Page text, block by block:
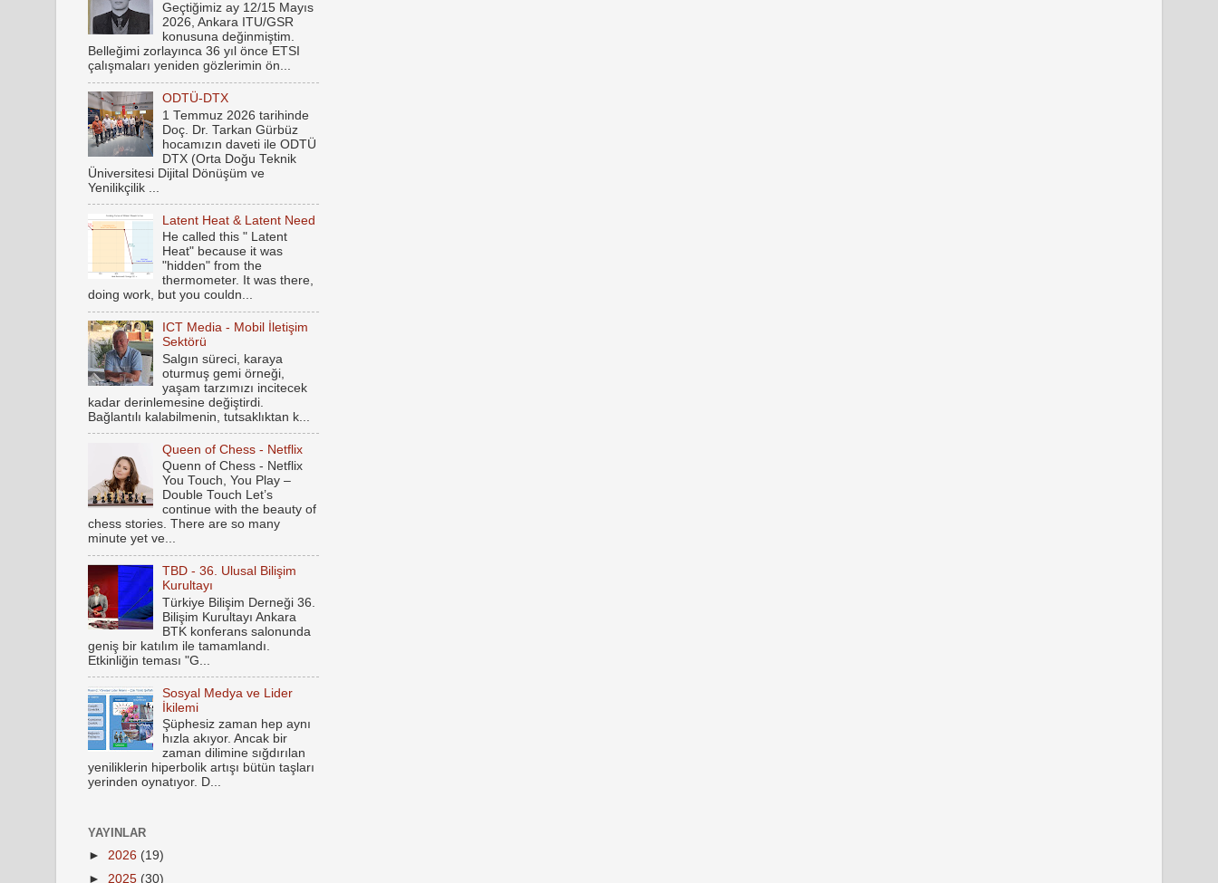
Geçtiğimiz ay 12/15 Mayıs
2026, Ankara ITU/GSR
konusuna değinmiştim.
Belleğimi zorlayınca 36 yıl önce ETSI
çalışmaları yeniden gözlerimin ön...
ODTÜ-DTX
1 Temmuz 2026 tarihinde
Doç. Dr. Tarkan Gürbüz
hocamızın daveti ile ODTÜ
DTX (Orta Doğu Teknik
Üniversitesi Dijital Dönüşüm ve
Yenilikçilik ...
Latent Heat & Latent Need
He called this " Latent
Heat" because it was
"hidden" from the
thermometer. It was there,
doing work, but you couldn...
ICT Media - Mobil İletişim
Sektörü
Salgın süreci, karaya
oturmuş gemi örneği,
yaşam tarzımızı incitecek
kadar derinlemesine değiştirdi.
Bağlantılı kalabilmenin, tutsaklıktan k...
Queen of Chess - Netflix
Quenn of Chess - Netflix
You Touch, You Play –
Double Touch Let’s
continue with the beauty of
chess stories. There are so many
minute yet ve...
TBD - 36. Ulusal Bilişim
Kurultayı
Türkiye Bilişim Derneği 36.
Bilişim Kurultayı Ankara
BTK konferans salonunda
geniş bir katılım ile tamamlandı.
Etkinliğin teması "G...
Sosyal Medya ve Lider
İkilemi
Şüphesiz zaman hep aynı
hızla akıyor. Ancak bir
zaman dilimine sığdırılan
yeniliklerin hiperbolik artışı bütün taşları
yerinden oynatıyor. D...
YAYINLAR
► 2026 (19)
► 2025 (30)